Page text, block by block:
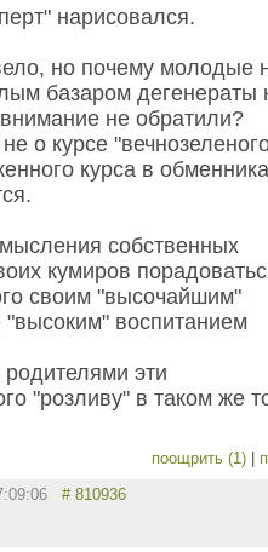
нарисовался.
но почему молодые
базаром дегенераты
не обратили?
о курсе
курса в
собственных
кумиров
своим "высочайшим"
"высоким" воспитанием
эти
"розливу" в таком же
поощрить (1)
# 810936